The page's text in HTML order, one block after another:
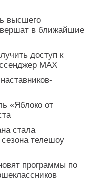
высшего
в ближайшие
доступ к
MAX
«Яблоко от
стала
телешоу
программы по